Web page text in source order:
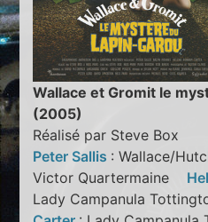
Wallace et Gromit le
(2005)
Réalisé par Steve Box
Peter Sallis : Wallace/
Victor Quartermaine
Lady Campanula